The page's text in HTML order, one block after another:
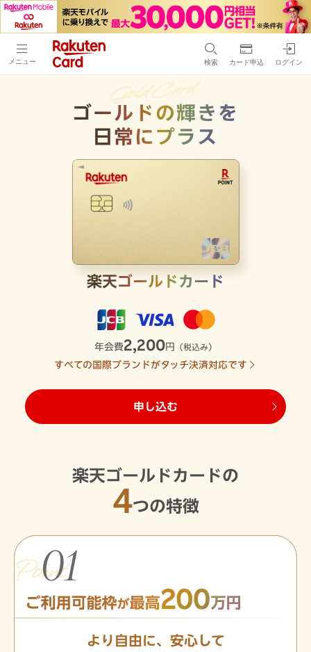
メニュー 検索 カード申込 ログイン
ゴールドの輝きを
日常にプラス
楽天ゴールドカード
年会費2,200円 （税込み）
すべての国際ブランドがタッチ決済対応です
申し込む
楽天ゴールドカードの
4つの特徴
より自由に、安心して